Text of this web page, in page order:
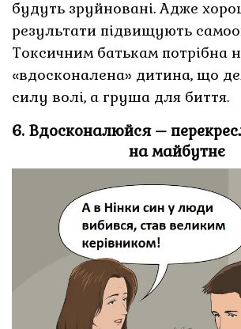
будуть зруйновані. Адже
результати підвищують
Токсичним батькам потрібна
«вдосконалена» дитина, що
силу волі, а груша для биття.
6. Вдосконалюйся –
на майбутнє